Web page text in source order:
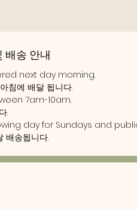
송 안내
next day morning.
침에 배달 됩니다.
7am-10am.
.
day for Sundays and
배송됩니다.